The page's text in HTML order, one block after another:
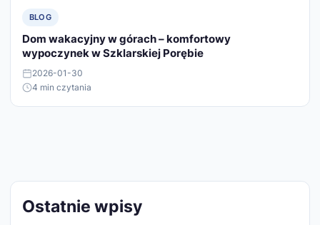
BLOG
Dom wakacyjny w górach – komfortowy
wypoczynek w Szklarskiej Porębie
2026-01-30
4 min czytania
Ostatnie wpisy